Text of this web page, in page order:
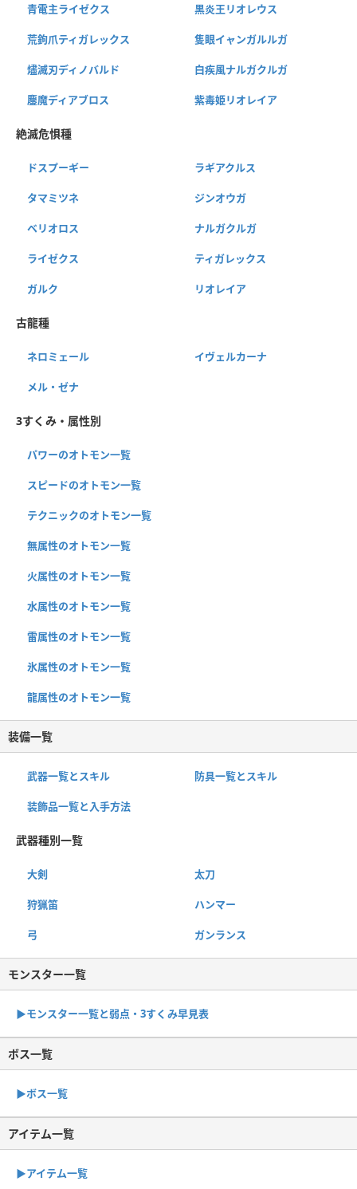
青電主ライゼクス 黒炎王リオレウス
荒鉤爪ティガレックス 隻眼イャンガルルガ
燼滅刃ディノバルド 白疾風ナルガクルガ
鏖魔ディアブロス 紫毒姫リオレイア
絶滅危惧種
ドスプーギー ラギアクルス
タマミツネ ジンオウガ
ベリオロス ナルガクルガ
ライゼクス ティガレックス
ガルク リオレイア
古龍種
ネロミェール イヴェルカーナ
メル・ゼナ
3すくみ・属性別
パワーのオトモン一覧
スピードのオトモン一覧
テクニックのオトモン一覧
無属性のオトモン一覧
火属性のオトモン一覧
水属性のオトモン一覧
雷属性のオトモン一覧
氷属性のオトモン一覧
龍属性のオトモン一覧
装備一覧
武器一覧とスキル 防具一覧とスキル
装飾品一覧と入手方法
武器種別一覧
大剣 太刀
狩猟笛 ハンマー
弓 ガンランス
モンスター一覧
▶︎モンスター一覧と弱点・3すくみ早見表
ボス一覧
▶︎ボス一覧
アイテム一覧
▶アイテム一覧